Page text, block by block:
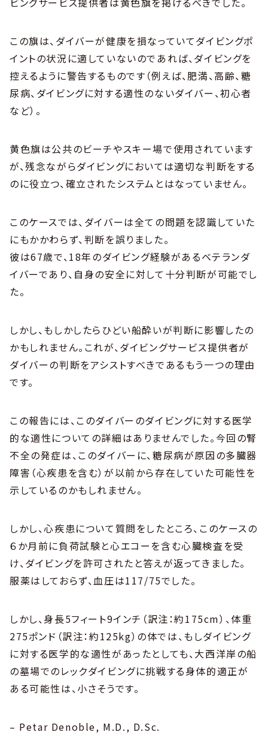
この旗は、ダイバーが健康を損なっていてダイビングポ
イントの状況に適していないのであれば、ダイビングを
控えるように警告するものです（例えば、肥満、高齢、糖
尿病、ダイビングに対する適性のないダイバー、初心者
など）。
黄色旗は公共のビーチやスキー場で使用されています
が、残念ながらダイビングにおいては適切な判断をする
のに役立つ、確立されたシステムとはなっていません。
このケースでは、ダイバーは全ての問題を認識していた
にもかかわらず、判断を誤りました。
彼は67歳で、18年のダイビング経験があるベテランダ
イバーであり、自身の安全に対して十分判断が可能でし
た。
しかし、もしかしたらひどい船酔いが判断に影響したの
かもしれません。これが、ダイビングサービス提供者が
ダイバーの判断をアシストすべきであるもう一つの理由
です。
この報告には、このダイバーのダイビングに対する医学
的な適性についての詳細はありませんでした。今回の腎
不全の発症は、このダイバーに、糖尿病が原因の多臓器
障害（心疾患を含む）が以前から存在していた可能性を
示しているのかもしれません。
しかし、心疾患について質問をしたところ、このケースの
６か月前に負荷試験と心エコーを含む心臓検査を受
け、ダイビングを許可されたと答えが返ってきました。
服薬はしておらず、血圧は117/75でした。
しかし、身長5フィート9インチ（訳注：約175cm）、体重
275ポンド（訳注：約125kg）の体では、もしダイビング
に対する医学的な適性があったとしても、大西洋岸の船
の墓場でのレックダイビングに挑戦する身体的適正が
ある可能性は、小さそうです。
– Petar Denoble, M.D., D.Sc.